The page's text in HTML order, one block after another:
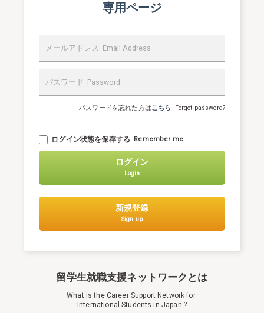
専用ページ
パスワードを忘れた方はこちら Forgot password?
ログイン状態を保存する Remember me
ログイン
Login
新規登録
Sign up
留学生就職支援ネットワークとは
What is the Career Support Network for
International Students in Japan ?